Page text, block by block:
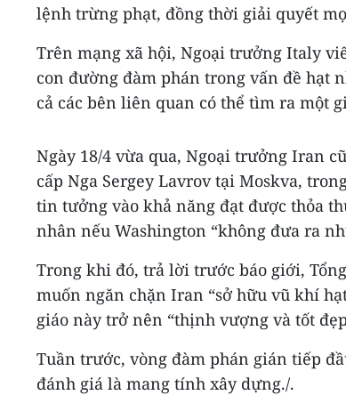
lệnh trừng phạt, đồng thời giải quyết
Trên mạng xã hội, Ngoại trưởng Italy
con đường đàm phán trong vấn đề hạt
cả các bên liên quan có thể tìm ra một
Ngày 18/4 vừa qua, Ngoại trưởng Iran
cấp Nga Sergey Lavrov tại Moskva,
tin tưởng vào khả năng đạt được thỏa
nhân nếu Washington “không đưa ra
Trong khi đó, trả lời trước báo giới,
muốn ngăn chặn Iran “sở hữu vũ khí
giáo này trở nên “thịnh vượng và tốt
Tuần trước, vòng đàm phán gián tiếp
đánh giá là mang tính xây dựng./.